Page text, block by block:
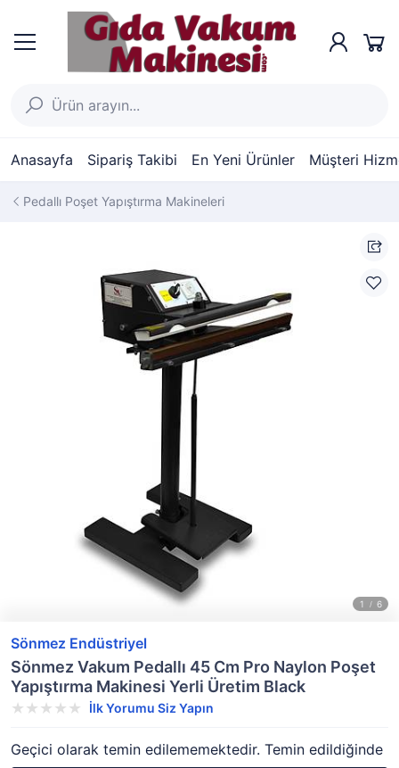
Anasayfa Sipariş Takibi En Yeni Ürünler Müşteri
Pedallı Poşet Yapıştırma Makineleri
Sönmez Endüstriyel
Sönmez Vakum Pedallı 45 Cm Pro Naylon Poşet
Yapıştırma Makinesi Yerli Üretim Black
İlk Yorumu Siz Yapın
Geçici olarak temin edilememektedir. Temin edildiğinde